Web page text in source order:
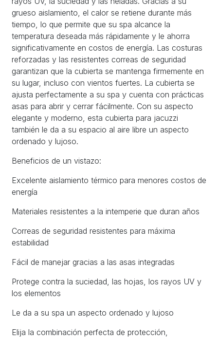
grueso aislamiento, el calor se retiene durante más
tiempo, lo que permite que su spa alcance la
temperatura deseada más rápidamente y le ahorra
significativamente en costos de energía. Las costuras
reforzadas y las resistentes correas de seguridad
garantizan que la cubierta se mantenga firmemente en
su lugar, incluso con vientos fuertes. La cubierta se
ajusta perfectamente a su spa y cuenta con prácticas
asas para abrir y cerrar fácilmente. Con su aspecto
elegante y moderno, esta cubierta para jacuzzi
también le da a su espacio al aire libre un aspecto
ordenado y lujoso.
Beneficios de un vistazo:
Excelente aislamiento térmico para menores costos de
energía
Materiales resistentes a la intemperie que duran años
Correas de seguridad resistentes para máxima
estabilidad
Fácil de manejar gracias a las asas integradas
Protege contra la suciedad, las hojas, los rayos UV y
los elementos
Le da a su spa un aspecto ordenado y lujoso
Elija la combinación perfecta de protección,